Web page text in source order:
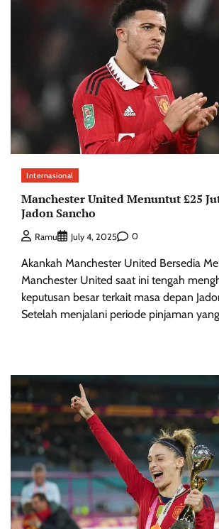
Internasional
Manchester United Menuntut £25
Jadon Sancho
Ramu July 4, 2025 0
Akankah Manchester United Bersedia
Manchester United saat ini tengah
keputusan besar terkait masa depan
Setelah menjalani periode pinjaman